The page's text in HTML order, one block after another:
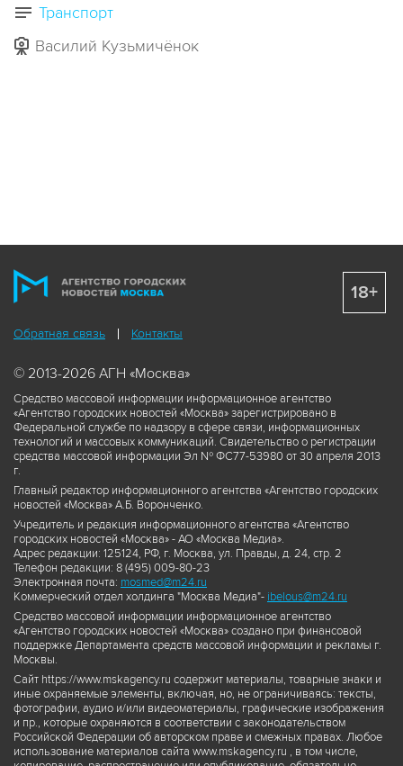
Транспорт
Василий Кузьмичёнок
Обратная связь Контакты
© 2013-2026 АГН «Москва»
Средство массовой информации информационное агентство
«Агентство городских новостей «Москва» зарегистрировано в
Федеральной службе по надзору в сфере связи, информационных
технологий и массовых коммуникаций. Свидетельство о регистрации
средства массовой информации Эл № ФС77-53980 от 30 апреля 2013
г.
Главный редактор информационного агентства «Агентство городских
новостей «Москва» А.Б. Воронченко.
Учредитель и редакция информационного агентства «Агентство
городских новостей «Москва» - АО «Москва Медиа».
Адрес редакции: 125124, РФ, г. Москва, ул. Правды, д. 24, стр. 2
Телефон редакции: 8 (495) 009-80-23
Электронная почта: mosmed@m24.ru
Коммерческий отдел холдинга "Москва Медиа"- ibelous@m24.ru
Средство массовой информации информационное агентство
«Агентство городских новостей «Москва» создано при финансовой
поддержке Департамента средств массовой информации и рекламы г.
Москвы.
Сайт https://www.mskagency.ru содержит материалы, товарные знаки и
иные охраняемые элементы, включая, но, не ограничиваясь: тексты,
фотографии, аудио и/или видеоматериалы, графические изображения
и пр., которые охраняются в соответствии с законодательством
Российской Федерации об авторском праве и смежных правах. Любое
использование материалов сайта www.mskagency.ru , в том числе,
18+